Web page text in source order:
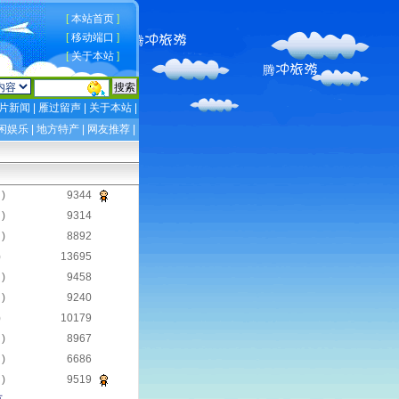
[ 本站首页 ]
[ 移动端口 ]
[ 关于本站 ]
新闻 雁过留声 关于本站
娱乐
地方特产 网友推荐
)
9344
)
9314
)
8892
13695
)
9458
)
9240
10179
)
8967
)
6686
)
9519